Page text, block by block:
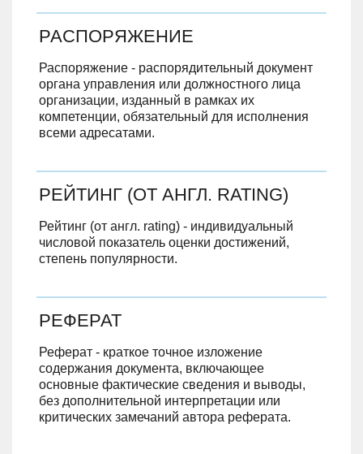
РАСПОРЯЖЕНИЕ
Распоряжение - распорядительный документ
органа управления или должностного лица
организации, изданный в рамках их
компетенции, обязательный для исполнения
всеми адресатами.
РЕЙТИНГ (ОТ АНГЛ. RATING)
Рейтинг (от англ. rating) - индивидуальный
числовой показатель оценки достижений,
степень популярности.
РЕФЕРАТ
Реферат - краткое точное изложение
содержания документа, включающее
основные фактические сведения и выводы,
без дополнительной интерпретации или
критических замечаний автора реферата.